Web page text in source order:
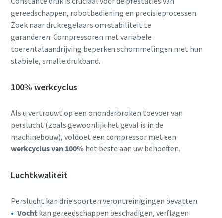
gereedschappen, robotbediening en precisieprocessen.
Zoek naar drukregelaars om stabiliteit te
garanderen. Compressoren met variabele
toerentalaandrijving beperken schommelingen met hun
stabiele, smalle drukband.
100% werkcyclus
Als u vertrouwt op een ononderbroken toevoer van
perslucht (zoals gewoonlijk het geval is in de
machinebouw), voldoet een compressor met een
werkcyclus van 100%het beste aan uw behoeften.
Luchtkwaliteit
Perslucht kan drie soorten verontreinigingen bevatten:
Vocht kan gereedschappen beschadigen, verflagen